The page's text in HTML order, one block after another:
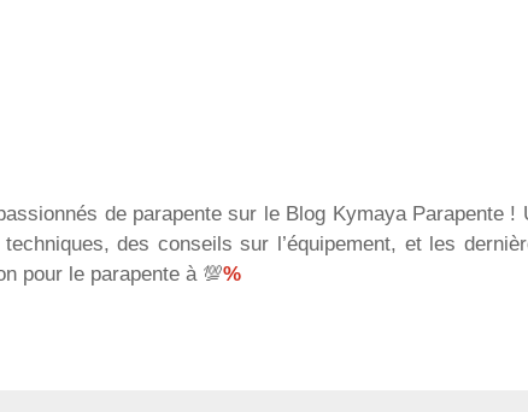
de parapente sur le Blog Kymaya Parapente
des conseils sur l’équipement, et les
pour le parapente à 💯%